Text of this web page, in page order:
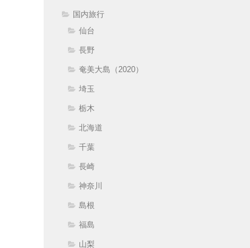
国内旅行
仙台
長野
奄美大島（2020）
埼玉
栃木
北海道
千葉
長崎
神奈川
島根
福島
山梨